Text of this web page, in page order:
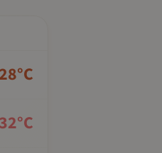
28°C
32°C